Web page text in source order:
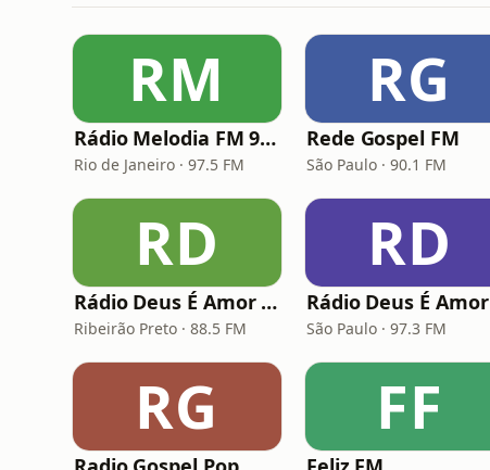
RM
Rádio Melodia FM 97,5
Rio de Janeiro · 97.5 FM
RG
Rede Gospel FM
São Paulo · 90.1 FM
RD
Rádio Deus É Amor Ribeirão Preto
Ribeirão Preto · 88.5 FM
RD
Rádio Deus É Amor
São Paulo · 97.3 FM
RG FF